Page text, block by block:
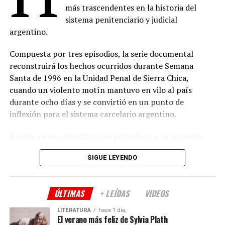
Montaje: Ramiro Romero
Música: Marcelo Bormida, Valenti Liendo
Producción ejecutiva: Hugo Armoa, Magui Bravi,
Manuela Viale, Pablo Yotich, Alejandro Fiore
Prensa: Kevin Melgar
Género: Drama
Provincia de Buenos Aires
La Esclava Sexual– 14 de agosto
Conan O’Brien de Visita, Temporada 3
Guerra de Bandas: Oslo– 28 de agosto
(Fuente: televison.com.ar)
Comparte esto:
más trascendentes en la historia del
sistema penitenciario y judicial
argentino.
Compuesta por tres episodios, la serie documental
reconstruirá los hechos ocurridos durante Semana
Santa de 1996 en la Unidad Penal de Sierra Chica,
cuando un violento motín mantuvo en vilo al país
durante ocho días y se convirtió en un punto de
inflexión para el sistema carcelario argentino.
combinará testimonios de protagonistas directos,
funcionarios, integrantes del Servicio Penitenciario y
archivo y registros históricos poco difundidos que
permitirán reconstruir el desarrollo del conflicto.
Además de narrar los acontecimientos, la producción
SIGUE LEYENDO
ÚLTIMAS + LEÍDAS VIDEOS
LITERATURA hace 1 día,
El verano más feliz de Sylvia Plath